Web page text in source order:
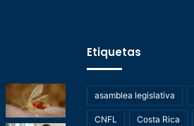
Etiquetas
asamblea legislativa
CNFL Costa Rica